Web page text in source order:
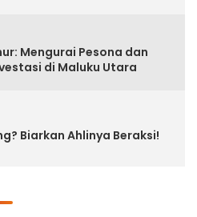
Mengurai Pesona dan
di Maluku Utara
Biarkan Ahlinya Beraksi!